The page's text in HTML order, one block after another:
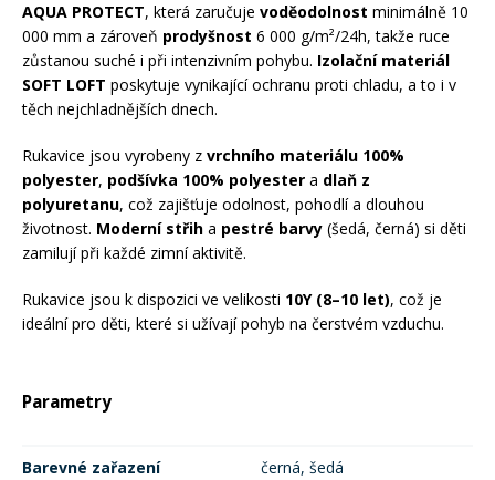
AQUA PROTECT, která zaručuje voděodolnost minimálně 10
000 mm a zároveň prodyšnost 6 000 g/m²/24h, takže ruce
zůstanou suché i při intenzivním pohybu. Izolační materiál
SOFT LOFT poskytuje vynikající ochranu proti chladu, a to i v
těch nejchladnějších dnech.
Rukavice jsou vyrobeny z vrchního materiálu 100%
polyester, podšívka 100% polyester a dlaň z
polyuretanu, což zajišťuje odolnost, pohodlí a dlouhou
životnost. Moderní střih a pestré barvy (šedá, černá) si děti
zamilují při každé zimní aktivitě.
Rukavice jsou k dispozici ve velikosti 10Y (8–10 let), což je
ideální pro děti, které si užívají pohyb na čerstvém vzduchu.
Parametry
Barevné zařazení černá, šedá